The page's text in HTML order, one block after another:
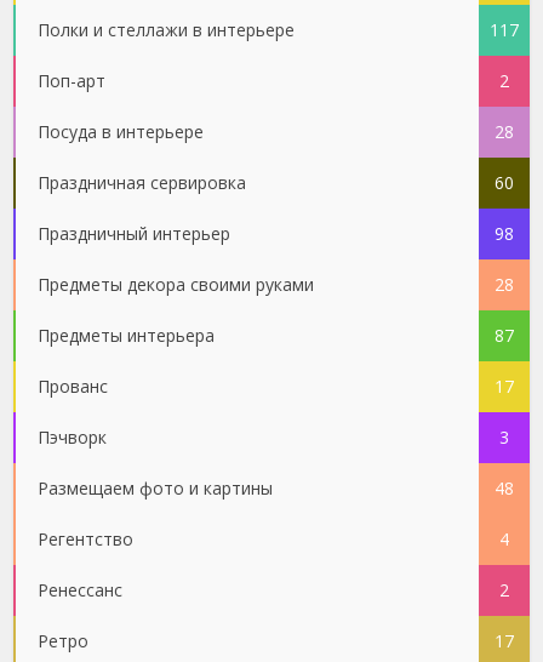
Полки и стеллажи в интерьере 117
Поп-арт 2
Посуда в интерьере 28
Праздничная сервировка 60
Праздничный интерьер 98
Предметы декора своими руками 28
Предметы интерьера 87
Прованс 17
Пэчворк 3
Размещаем фото и картины 48
Регентство 4
Ренессанс 2
Ретро 17